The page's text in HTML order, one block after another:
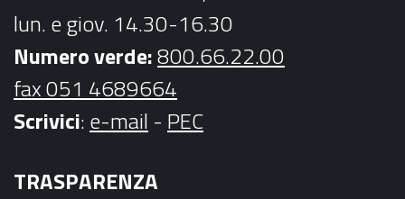
lun. e giov. 14.30-16.30
Numero verde:800.66.22.00
fax 051 4689664
Scrivici:e-mail - PEC
TRASPARENZA